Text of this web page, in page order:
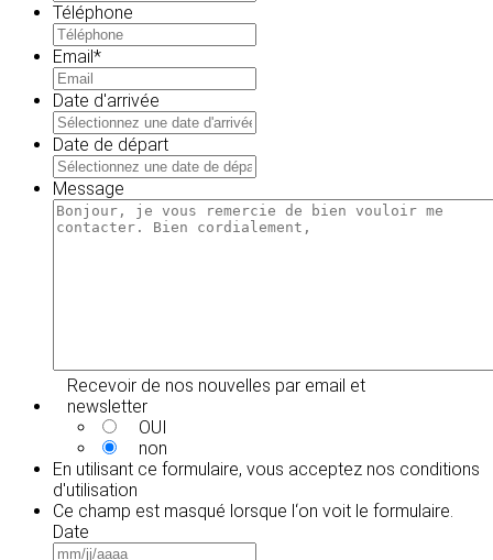
Téléphone
Email*
Date d'arrivée
JJ
slash
AAAA
Date de départ
JJ
slash
Message
Recevoir de nos nouvelles par email et
newsletter
OUI
non
En utilisant ce formulaire, vous acceptez nos conditions
d'utilisation
Ce champ est masqué lorsque l‘on voit le formulaire.
Date